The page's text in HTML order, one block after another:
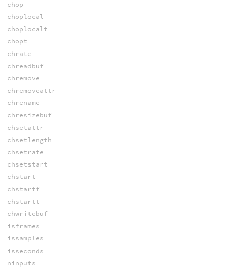
chop
choplocal
choplocalt
chopt
chrate
chreadbuf
chremove
chremoveattr
chrename
chresizebuf
chsetattr
chsetlength
chsetrate
chsetstart
chstart
chstartf
chstartt
chwritebuf
isframes
issamples
isseconds
ninputs